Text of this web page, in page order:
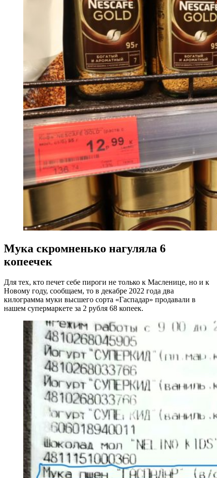
Мука скромненько нагуляла 6
копеечек
Для тех, кто печет себе пироги не только к Масленице, но и к
Новому году, сообщаем, то в декабре 2022 года два
килограмма муки высшего сорта «Гаспадар» продавали в
нашем супермаркете за 2 рубля 68 копеек.